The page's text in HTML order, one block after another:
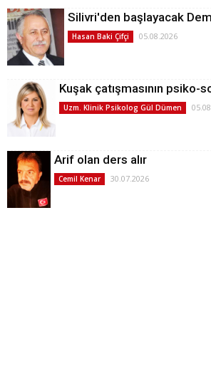
Silivri'den başlayacak
Hasan Baki Çifçi 05.08.2026
Kuşak çatışmasının psiko-
Uzm. Klinik Psikolog Gül Dümen
Arif olan ders alır
Cemil Kenar 30.07.2026